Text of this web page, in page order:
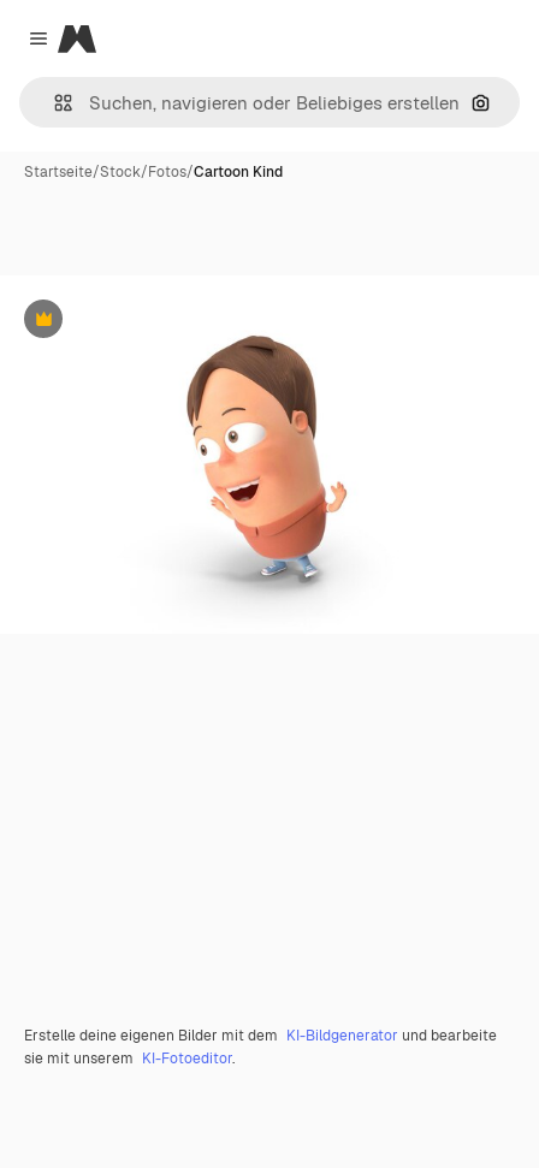
Close menu
Magnific
Nach
Startseite/Stock/Fotos/Cartoon Kind
Premium
Erstelle deine eigenen Bilder mit dem KI-Bildgenerator und bearbeite
sie mit unserem KI-Fotoeditor.